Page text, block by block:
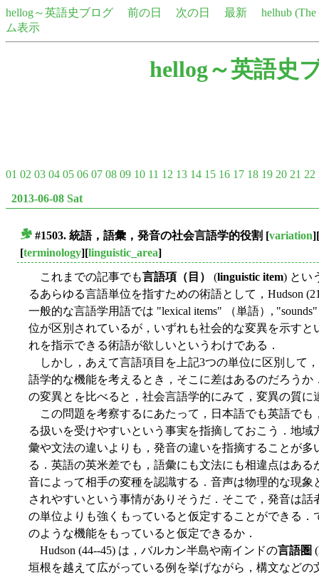
hellog～英語史ブログ 前の日 次の日 最新
helhub
ム表示
hellog～英語史
01 02 03 04 05 06 07 08 09 10 11 12 13 14 15 16 17 18 19 20 21 22
2013-06-08 Sat
#1503. 統語，語彙，発音の社会言語学的役割 [variation][
[terminology][linguistic_area]
これまでの記事でも言語項（目） (linguistic item) とい
るあらゆる言語単位を指すための術語として，Hudson
一般的な言語学用語では "lexical items" （単語）,
位が区別されているが，いずれも社会的な変異を示す
れを指示できる術語が欲しいというわけである．
しかし，あえて言語項目を上記3つの単位に区別して
語学的な機能を考えるとき，そこに差はあるのだろう
の変異とを比べると，社会言語学的にみて，変異の質に
この問題を考察するにあたって，日本語でも英語でも
る扱いを受けやすいという事実を指摘しておこう．地
彙や文法の違いよりも，発音の違いを指摘することが多
る．英語の英米差でも，語彙にも文法にも相違点はあ
音によって相手の変種を認識する．音声は物理的な現
されやすいという事情がありそうだ．そこで，発音は
の単位よりも強くもっていると仮定することができる
のような機能をもっていると仮定できるか．
Hudson (44--45) は，バルカン半島や南インドの言語圏 (
垣根を越えて広がっている例を挙げながら，構文など